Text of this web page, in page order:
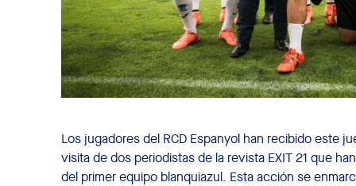
Los jugadores del RCD Espanyol han recibido este
visita de dos periodistas de la revista EXIT 21 que
del primer equipo blanquiazul. Esta acción se